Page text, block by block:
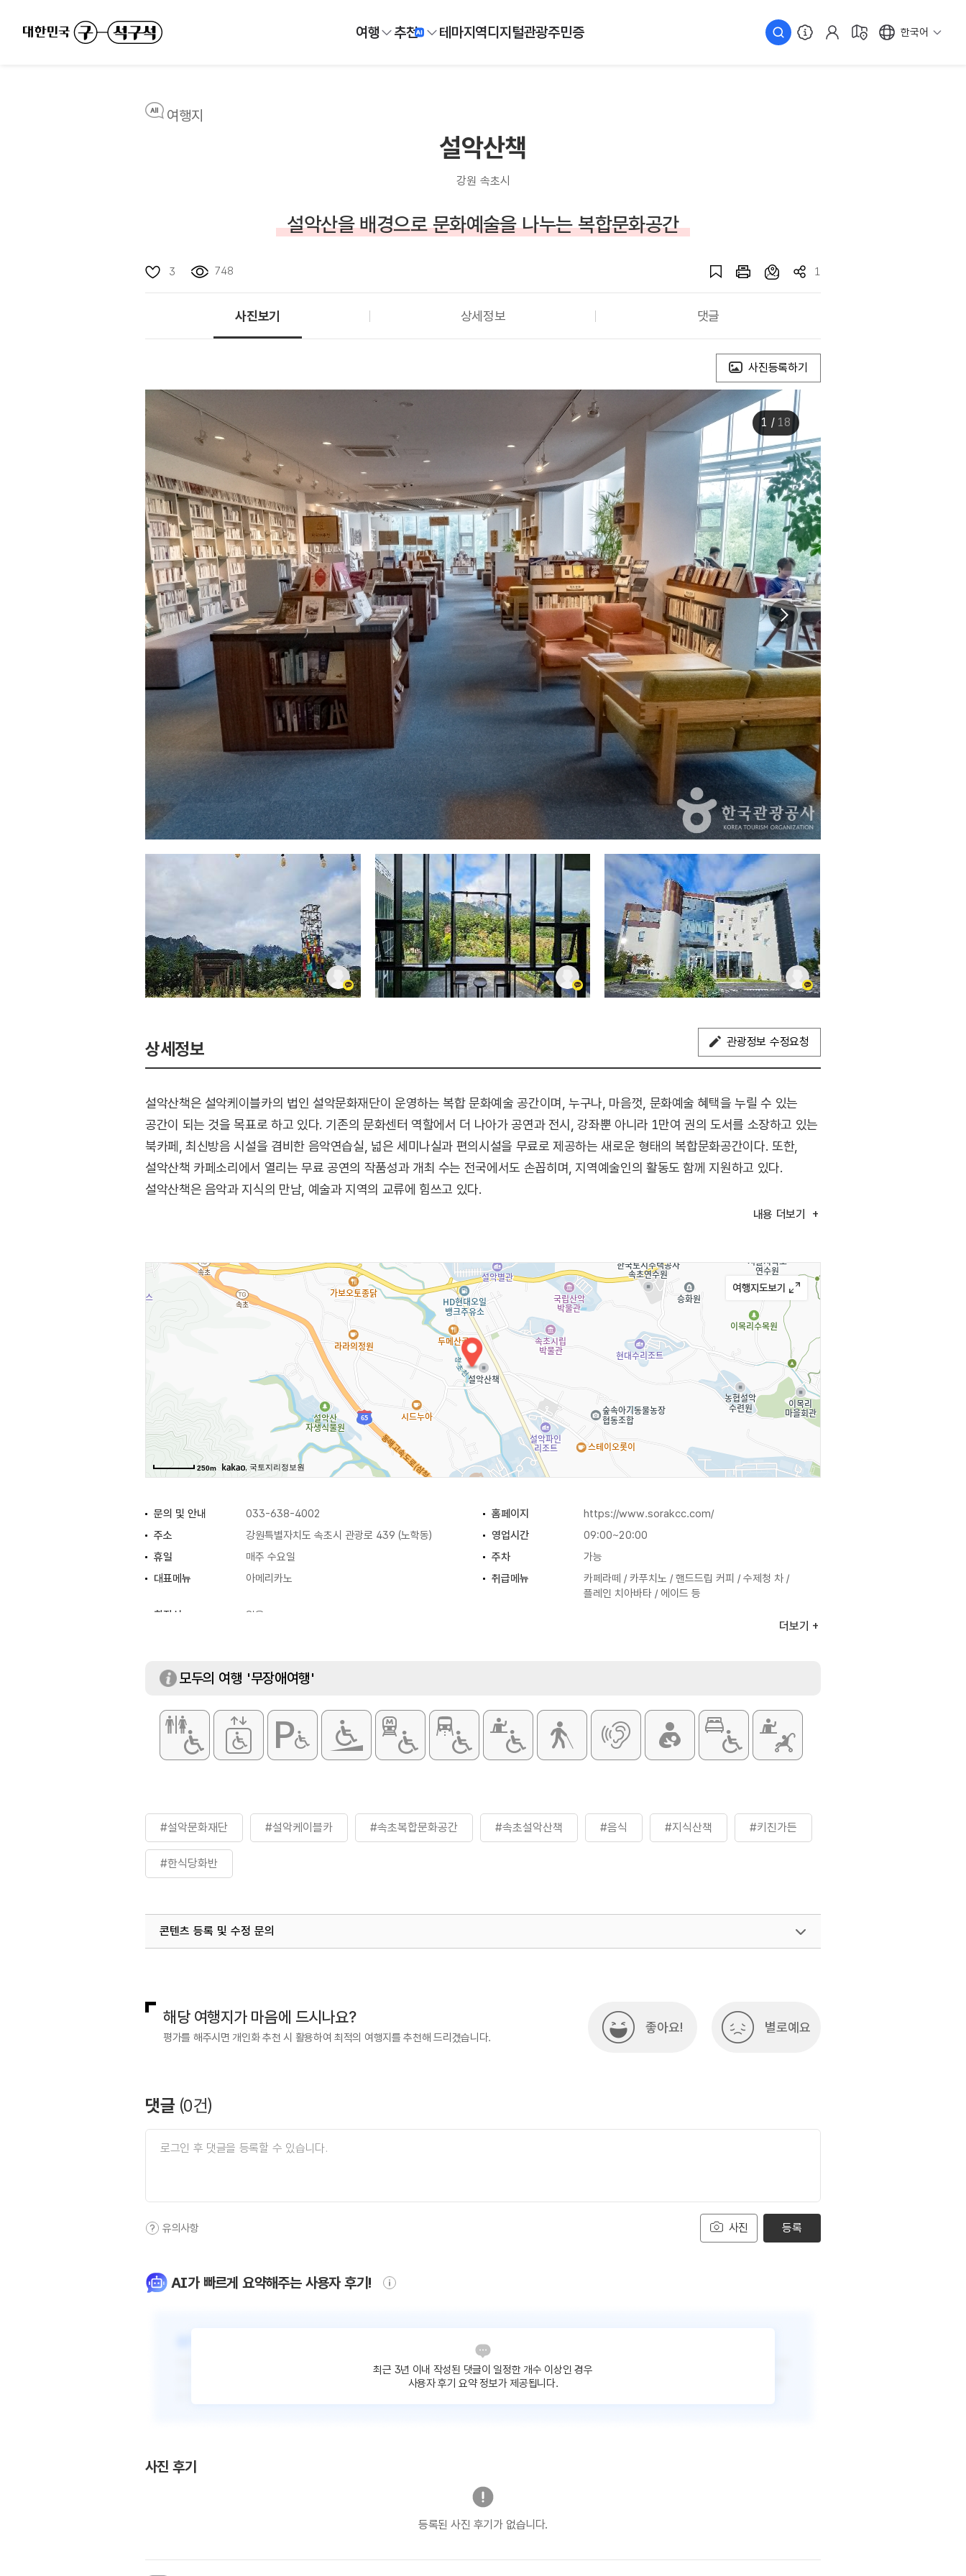
여행 추천 테마지역디지털관광주민증 한국어
여행지
설악산책
강원 속초시
설악산을 배경으로 문화예술을 나누는 복합문화공간
3 748 1
사진보기 상세정보 댓글
사진등록하기
1 / 18
상세정보 관광정보 수정요청
설악산책은 설악케이블카의 법인 설악문화재단이 운영하는 복합 문화예술 공간이며, 누구나, 마음껏, 문화예술 혜택을 누릴 수 있는
공간이 되는 것을 목표로 하고 있다. 기존의 문화센터 역할에서 더 나아가 공연과 전시, 강좌뿐 아니라 1만여 권의 도서를 소장하고 있는
북카페, 최신방음 시설을 겸비한 음악연습실, 넓은 세미나실과 편의시설을 무료로 제공하는 새로운 형태의 복합문화공간이다. 또한,
설악산책 카페소리에서 열리는 무료 공연의 작품성과 개최 수는 전국에서도 손꼽히며, 지역예술인의 활동도 함께 지원하고 있다.
설악산책은 음악과 지식의 만남, 예술과 지역의 교류에 힘쓰고 있다.
산&책은 도서관과 서점을 아우르는 열린 공간으로 1층은 신간과 장르별 도서, 2층은 원서와 예술도서로 나뉘어있다. 산&책은 누구나
조경으로 화려한 볼거리를 제공한다. 카페소리에서는 다양한 명품 스피커와 진공관 앰프를 통해 오전엔 클래식, 오후엔 재즈를 편안하게
감상할 수 있다. 직접 엄선한 원두커피와 매일 굽는 케이크와 디저트를 즐기며 사계절 울산바위의 경치와 키친 가든을 한눈에 가득 담을
설악산책의 작은 광장으로 나가면 설악산을 배경으로 둔 유럽식 정원을 만날 수 있고 계절마다 돋보이는 꽃들로 볼거리가 많다.
국내외 유명 작가의 작품뿐 아니라 지역문화와 연계한 전시 등 다양한 전시를 1층과 2층 곳곳에서 접할 수 있다. 갤러리에서 지역민들은
그림, 조각, 사진 등 다채로운 미술작품을 상시 감상할 수 있으며, 지역 예술인에게는 훌륭한 표현의 장으로 활용된다.
설악산책 음악 소리는 속초·고성·양양에 기반을 둔 동호회와 개인의 음악 연습이 가능한 무료 공간이다. 설악산책 지하에 있으며
방음시설과 음향 장비를 갖춘 합주실과 클래식 음악실이 있다.
내용 더보기
250m , 국토지리정보원
문의 및 안내 033-638-4002 홈페이지
https://www.sorakcc.com/
주소
강원특별자치도 속초시 관광로 439 (노학동) 영업시간
09:00~20:00
휴일
매주 수요일 주차
가능
대표메뉴
아메리카노 취급메뉴
카페라떼 / 카푸치노 / 핸드드립 커피 / 수제청 차 /
플레인 치아바타 / 에이드 등
화장실
있음
더보기
모두의 여행 '무장애여행'
#설악문화재단 #설악케이블카 #속초복합문화공간 #속초설악산책 #음식 #지식산책 #키친가든
#한식당화반
콘텐츠 등록 및 수정 문의
해당 여행지가 마음에 드시나요?
평가를 해주시면 개인화 추천 시 활용하여 최적의 여행지를 추천해 드리겠습니다.
좋아요! 별로예요
댓글 (0건)
사진
유의사항 등록
AI가 빠르게 요약해주는 사용자 후기!
최근 3년 이내 작성된 댓글이 일정한 개수 이상인 경우
사용자 후기 요약 정보가 제공됩니다.
사진 후기
등록된 사진 후기가 없습니다.